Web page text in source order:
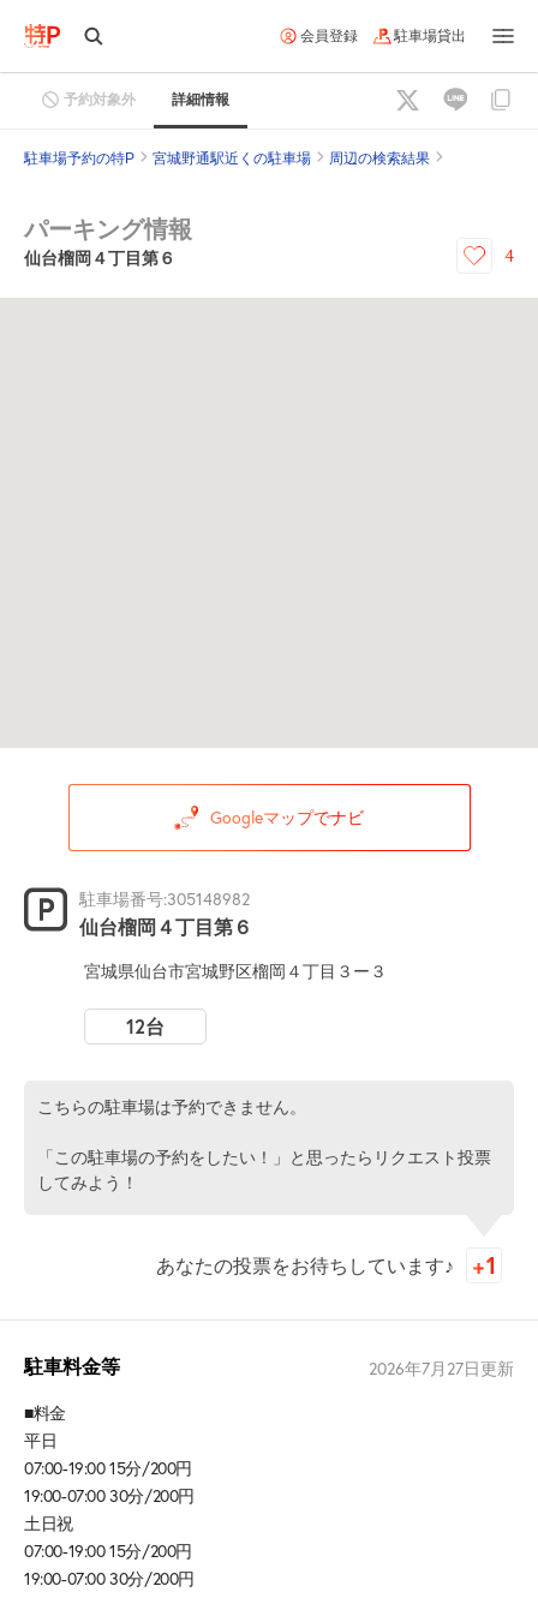
会員登録 駐車場貸出
予約対象外 詳細情報
駐車場予約の特P 宮城野通駅近くの駐車場 周辺の検索結果
パーキング情報
仙台榴岡４丁目第６ 4
Googleマップでナビ
駐車場番号:305148982
仙台榴岡４丁目第６
宮城県仙台市宮城野区榴岡４丁目３ー３
12台
こちらの駐車場は予約できません。
「この駐車場の予約をしたい！」と思ったらリクエスト投票
してみよう！
あなたの投票をお待ちしています♪
駐車料金等 2026年7月27日更新
■料金
平日
07:00-19:00 15分/200円
19:00-07:00 30分/200円
土日祝
07:00-19:00 15分/200円
19:00-07:00 30分/200円